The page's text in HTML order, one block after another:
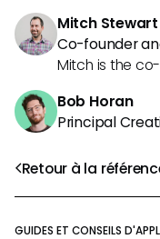
Retour à la
GUIDES ET CONSEILS
Mitch Stewart
Co-founder
Mitch is the
Bob Horan
Principal